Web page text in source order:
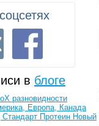
в блоге
разновидности
Европа, Канада
Стандарт Протеин Новый